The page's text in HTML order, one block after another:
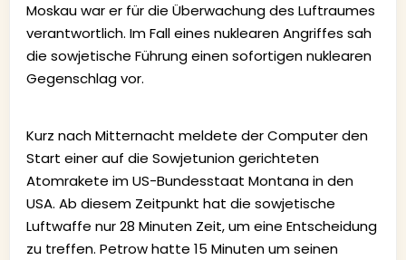
Moskau war er für die Überwachung des Luftraumes
verantwortlich. Im Fall eines nuklearen Angriffes sah
die sowjetische Führung einen sofortigen nuklearen
Gegenschlag vor.
Kurz nach Mitternacht meldete der Computer den
Start einer auf die Sowjetunion gerichteten
Atomrakete im US-Bundesstaat Montana in den
USA. Ab diesem Zeitpunkt hat die sowjetische
Luftwaffe nur 28 Minuten Zeit, um eine Entscheidung
zu treffen. Petrow hatte 15 Minuten um seinen